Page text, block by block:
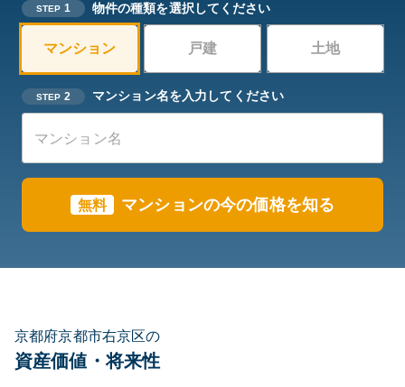
STEP 1 物件の種類を選択してください
マンション 戸建 土地
STEP 2 マンション名を入力してください
無料 マンションの今の価格を知る
京都府京都市右京区の
資産価値・将来性